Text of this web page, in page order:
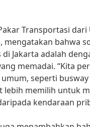
Transportasi
mengatakan bahwa
Jakarta adalah
memadai. “Kita
seperti
lebih memilih untuk
kendaraan